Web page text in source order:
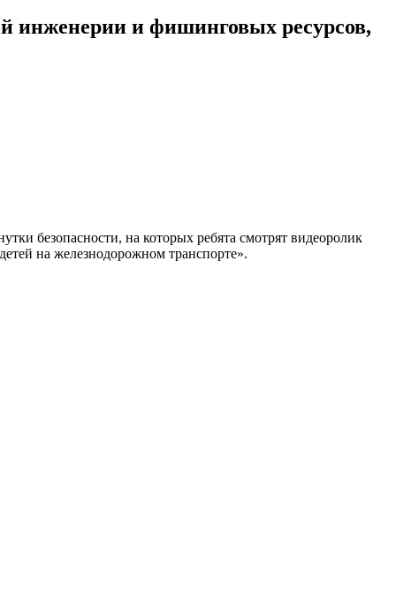
инженерии и фишинговых ресурсов,
безопасности, на которых ребята смотрят видеоролик
на железнодорожном транспорте».